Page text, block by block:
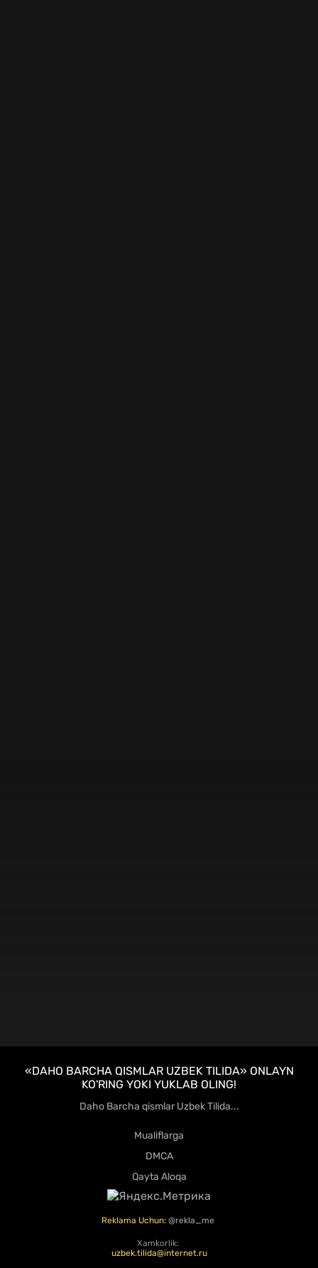
«DAHO BARCHA QISMLAR UZBEK TILIDA» ONLAYN
KO'RING YOKI YUKLAB OLING!
Daho Barcha qismlar Uzbek Tilida...
Mualiflarga
DMCA
Qayta Aloqa
Reklama Uchun: @rekla_me
Xamkorlik:
uzbek.tilida@internet.ru